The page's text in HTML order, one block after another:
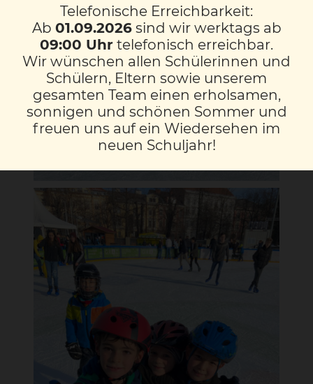
Telefonische Erreichbarkeit:
Ab 01.09.2026sind wir werktags ab
09:00 Uhr telefonisch erreichbar.
Wir wünschen allen Schülerinnen und
Schülern, Eltern sowie unserem
gesamten Team einen erholsamen,
sonnigen und schönen Sommer und
freuen uns auf ein Wiedersehen im
neuen Schuljahr!